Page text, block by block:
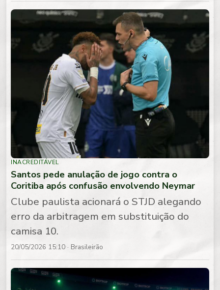
INACREDITÁVEL
Santos pede anulação de jogo contra o
Coritiba após confusão envolvendo Neymar
Clube paulista acionará o STJD alegando
erro da arbitragem em substituição do
camisa 10.
20/05/2026 15:10· Brasileirão